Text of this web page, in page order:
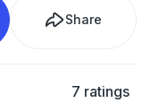
Share
7 ratings